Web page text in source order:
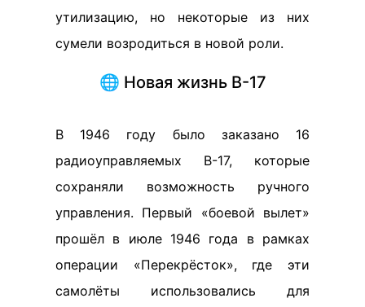
утилизацию, но некоторые из них
сумели возродиться в новой роли.
🌐 Новая жизнь B-17
В 1946 году было заказано 16
радиоуправляемых B-17, которые
сохраняли возможность ручного
управления. Первый «боевой вылет»
прошёл в июле 1946 года в рамках
операции «Перекрёсток», где эти
самолёты использовались для